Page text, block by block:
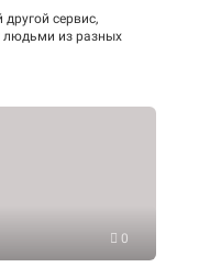
сервис,
людьми из разных
0